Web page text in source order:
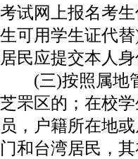
考试网上报名考
生可用学生证代
居民应提交本人身
(三)按照属地管
芝罘区的；在校
员，户籍所在地
门和台湾居民，